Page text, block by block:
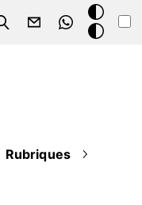
Search
Mode
sombre
Rubriques